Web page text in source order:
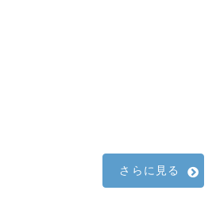
さらに見る